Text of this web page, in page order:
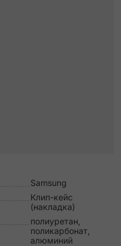
Samsung
Клип-кейс
(накладка)
полиуретан,
поликарбонат,
алюминий